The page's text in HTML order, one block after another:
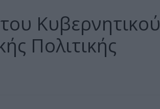
Κυβερνητικού
Πολιτικής